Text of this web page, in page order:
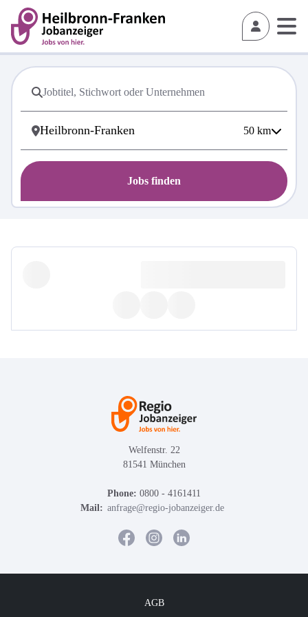
50 km
Jobs finden
Welfenstr. 22
81541 München
Phone: 0800 - 4161411
Mail: anfrage@regio-jobanzeiger.de
AGB